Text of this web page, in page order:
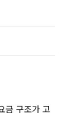
금 구조가 고